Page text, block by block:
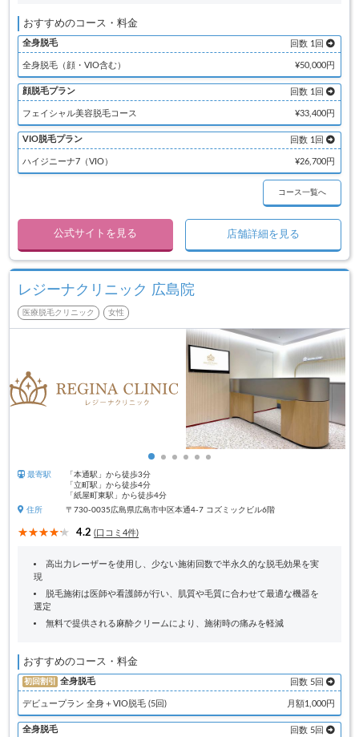
おすすめのコース・料金
全身脱毛 回数 1回
全身脱毛（顔・VIO含む） ¥50,000円
顔脱毛プラン 回数 1回
フェイシャル美容脱毛コース ¥33,400円
VIO脱毛プラン 回数 1回
ハイジニーナ7（VIO） ¥26,700円
コース一覧へ
公式サイトを見る 店舗詳細を見る
レジーナクリニック 広島院
医療脱毛クリニック 女性
最寄駅
「本通駅」から徒歩3分
「立町駅」から徒歩4分
「紙屋町東駅」から徒歩4分
住所
〒730-0035広島県広島市中区本通4-7 コズミックビル6階
4.2 (口コミ4件)
高出力レーザーを使用し、少ない施術回数で半永久的な脱毛効果を実
現
脱毛施術は医師や看護師が行い、肌質や毛質に合わせて最適な機器を
選定
無料で提供される麻酔クリームにより、施術時の痛みを軽減
おすすめのコース・料金
初回割引 全身脱毛 回数 5回
デビュープラン 全身＋VIO脱毛 (5回) 月額1,000円
全身脱毛 回数 5回